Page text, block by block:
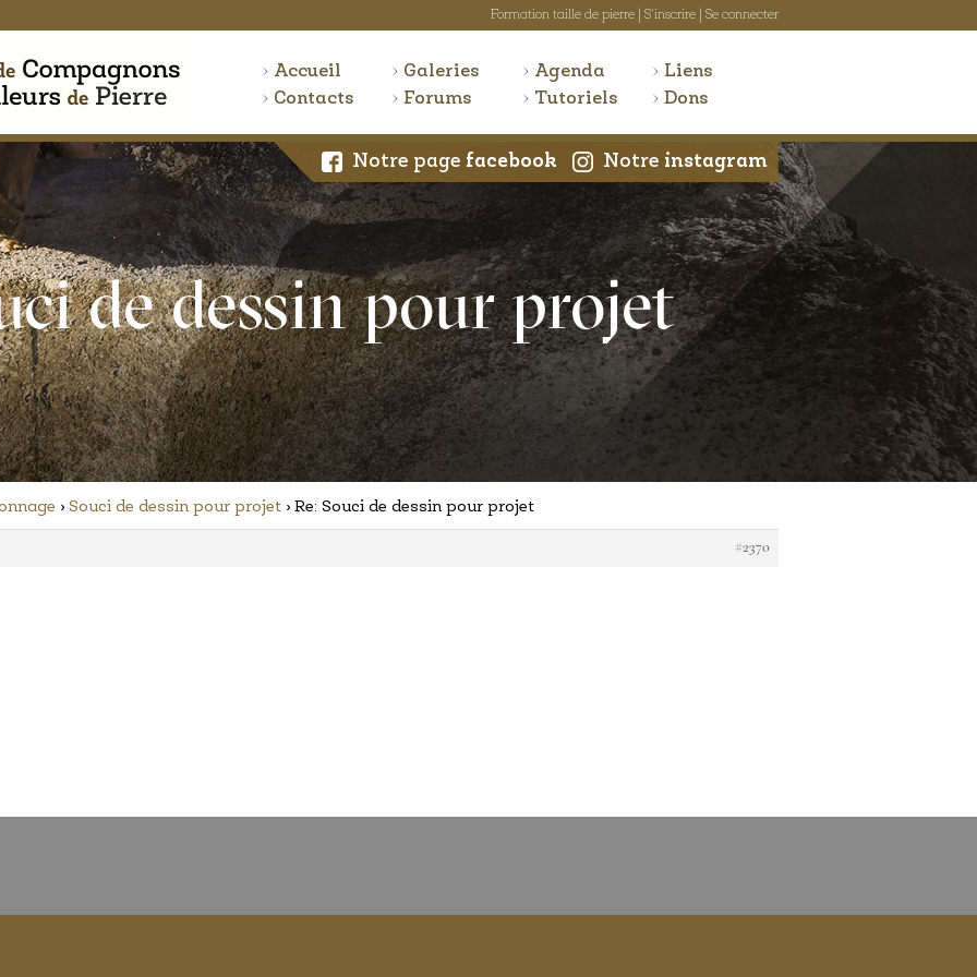
Formation taille de pierre S'inscrire Se connecter
Accueil Galeries Agenda
Liens
Contacts
Forums Tutoriels Dons
Notre page facebook Notre instagram
de dessin pour projet
› Souci de dessin pour projet › Re: Souci de dessin pour projet
#2370